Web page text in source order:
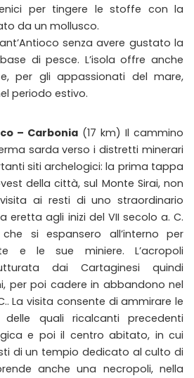
per tingere le stoffe con la
da un mollusco.
senza avere gustato la
di pesce. L’isola offre anche
per gli appassionati del mare,
periodo estivo.
– Carbonia (17 km) Il cammino
sarda verso i distretti minerari
siti archelogici: la prima tappa
della città, sul Monte Sirai, non
ai resti di uno straordinario
eretta agli inizi del VII secolo a. C.
si espansero all’interno per
e le sue miniere. L’acropoli
dai Cartaginesi quindi
per poi cadere in abbandono nel
La visita consente di ammirare le
delle quali ricalcanti precedenti
e poi il centro abitato, in cui
di un tempio dedicato al culto di
anche una necropoli, nella